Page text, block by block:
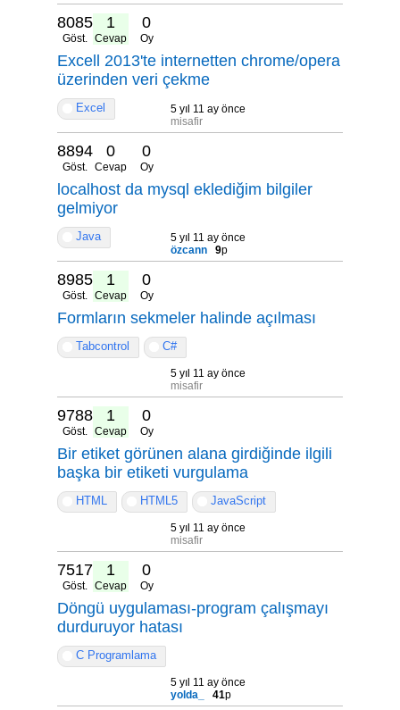
8085
Göst.
1
Cevap
0
Oy
Excell 2013'te internetten chrome/opera
üzerinden veri çekme
Excel
5 yıl 11 ay önce
misafir
8894
Göst.
0
Cevap
0
Oy
localhost da mysql eklediğim bilgiler
gelmiyor
Java
5 yıl 11 ay önce
özcann
9p
8985
Göst.
1
Cevap
0
Oy
Formların sekmeler halinde açılması
Tabcontrol C#
5 yıl 11 ay önce
misafir
9788
Göst.
1
Cevap
0
Oy
Bir etiket görünen alana girdiğinde ilgili
başka bir etiketi vurgulama
HTML HTML5 JavaScript
5 yıl 11 ay önce
misafir
7517
Göst.
1
Cevap
0
Oy
Döngü uygulaması-program çalışmayı
durduruyor hatası
C Programlama
5 yıl 11 ay önce
yolda_
41p